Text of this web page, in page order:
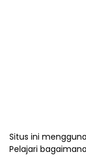
Situs ini
Pelajari